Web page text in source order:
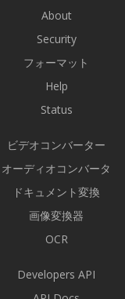
About
Security
フォーマット
Help
Status
ビデオコンバーター
オーディオコンバータ
ドキュメント変換
画像変換器
OCR
Developers API